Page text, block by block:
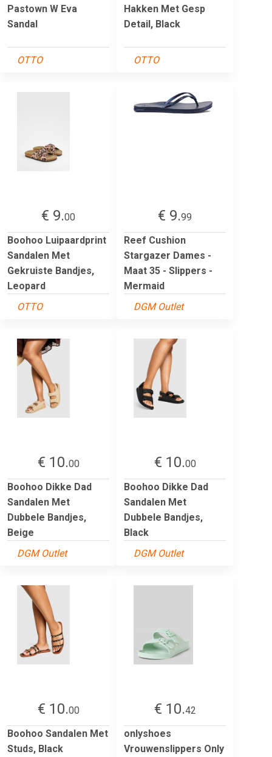
Pastown W Eva
Sandal
OTTO
Hakken Met Gesp
Detail, Black
OTTO
€ 9.00
Boohoo Luipaardprint
Sandalen Met
Gekruiste Bandjes,
Leopard
OTTO
€ 9.99
Reef Cushion
Stargazer Dames -
Maat 35 - Slippers -
Mermaid
DGM Outlet
€ 10.00
Boohoo Dikke Dad
Sandalen Met
Dubbele Bandjes,
Beige
DGM Outlet
€ 10.00
Boohoo Dikke Dad
Sandalen Met
Dubbele Bandjes,
Black
DGM Outlet
€ 10.00
Boohoo Sandalen Met
Studs, Black
€ 10.42
onlyshoes
Vrouwenslippers Only